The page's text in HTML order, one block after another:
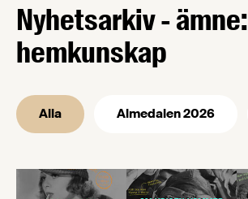
Nyhetsarkiv - ämne:
hemkunskap
Alla Almedalen 2026